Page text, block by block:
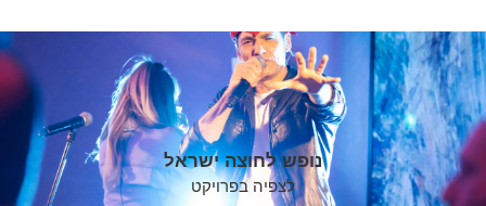
נופש לחוצה ישראל
לצפיה בפרויקט